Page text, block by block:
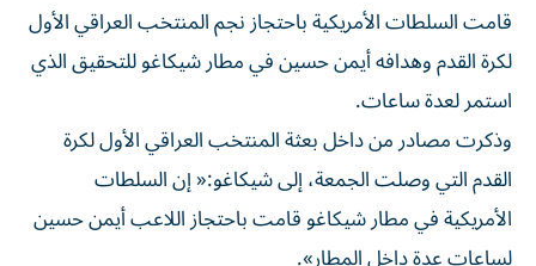
قامت السلطات الأمريكية باحتجاز نجم المنتخب العراقي الأول
لكرة القدم وهدافه أيمن حسين في مطار شيكاغو للتحقيق الذي
استمر لعدة ساعات.
وذكرت مصادر من داخل بعثة المنتخب العراقي الأول لكرة
القدم التي وصلت الجمعة، إلى شيكاغو:« إن السلطات
الأمريكية في مطار شيكاغو قامت باحتجاز اللاعب أيمن حسين